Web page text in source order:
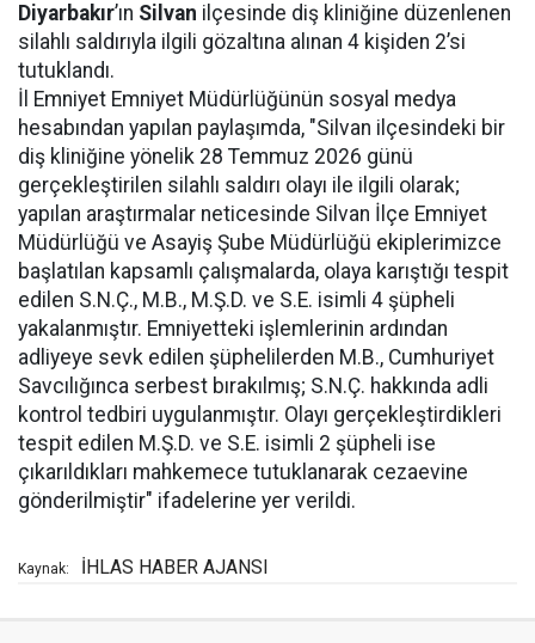
Diyarbakır’ın Silvan ilçesinde diş kliniğine düzenlenen
silahlı saldırıyla ilgili gözaltına alınan 4 kişiden 2’si
tutuklandı.
İl Emniyet Emniyet Müdürlüğünün sosyal medya
hesabından yapılan paylaşımda, "Silvan ilçesindeki bir
diş kliniğine yönelik 28 Temmuz 2026 günü
gerçekleştirilen silahlı saldırı olayı ile ilgili olarak;
yapılan araştırmalar neticesinde Silvan İlçe Emniyet
Müdürlüğü ve Asayiş Şube Müdürlüğü ekiplerimizce
başlatılan kapsamlı çalışmalarda, olaya karıştığı tespit
edilen S.N.Ç., M.B., M.Ş.D. ve S.E. isimli 4 şüpheli
yakalanmıştır. Emniyetteki işlemlerinin ardından
adliyeye sevk edilen şüphelilerden M.B., Cumhuriyet
Savcılığınca serbest bırakılmış; S.N.Ç. hakkında adli
kontrol tedbiri uygulanmıştır. Olayı gerçekleştirdikleri
tespit edilen M.Ş.D. ve S.E. isimli 2 şüpheli ise
çıkarıldıkları mahkemece tutuklanarak cezaevine
gönderilmiştir" ifadelerine yer verildi.
Kaynak: İHLAS HABER AJANSI